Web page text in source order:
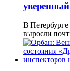
уверенный
В
выросли